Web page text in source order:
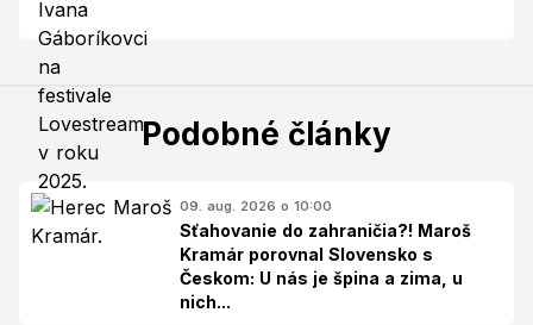
Podobné články
09. aug. 2026 o 10:00
Sťahovanie do zahraničia?! Maroš
Kramár porovnal Slovensko s
Českom: U nás je špina a zima, u
nich...